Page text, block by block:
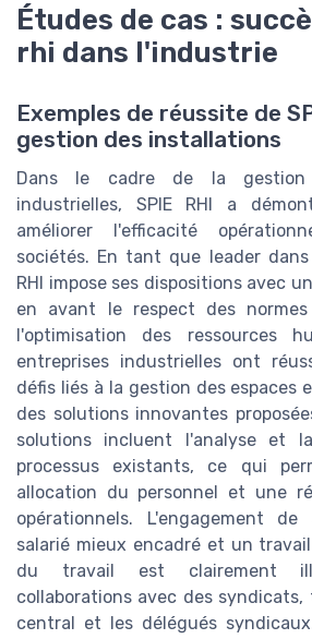
Études de cas :
rhi dans l'industrie
Exemples de réussite de
gestion des installations
Dans le cadre de la gestion
industrielles, SPIE RHI a
améliorer l'efficacité
sociétés. En tant que leader dans
RHI impose ses dispositions avec
en avant le respect des
l'optimisation des ressources
entreprises industrielles ont
défis liés à la gestion des espaces
des solutions innovantes
solutions incluent l'analyse et
processus existants, ce qui
allocation du personnel et une
opérationnels. L'engagement
salarié mieux encadré et un
du travail est clairement
collaborations avec des
central et les délégués